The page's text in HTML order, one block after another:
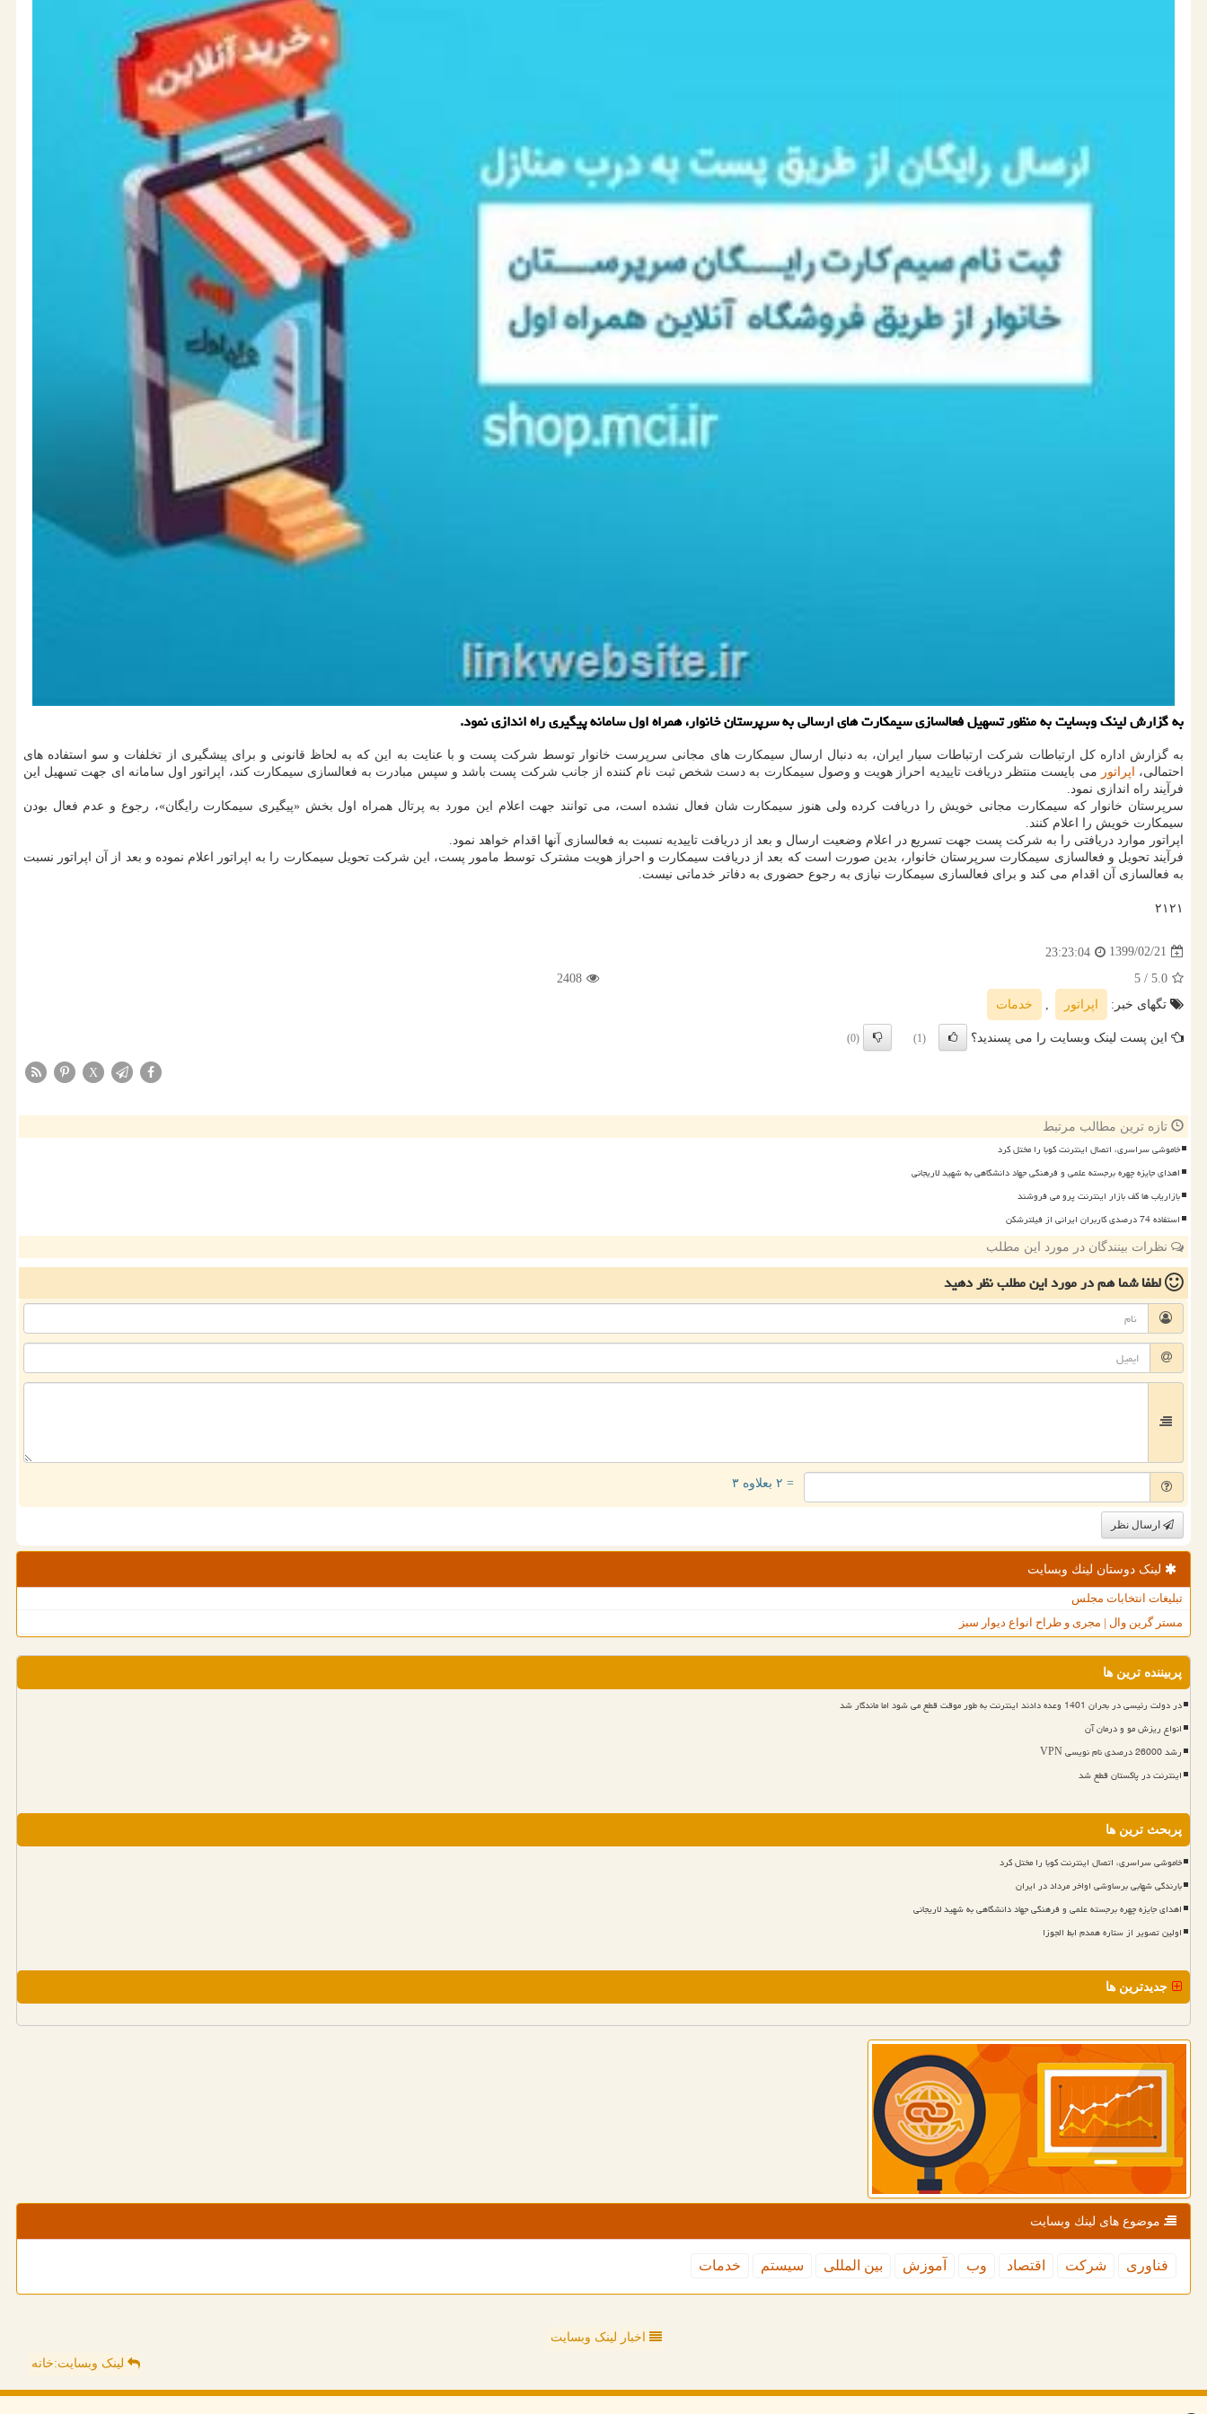
به گزارش لینك وبسایت به منظور تسهیل فعالسازی سیمكارت های ارسالی به سرپرستان خانوار، همراه اول سامانه پیگیری راه اندازی نمود.
به گزارش اداره کل ارتباطات شرکت ارتباطات سیار ایران، به دنبال ارسال سیمکارت های مجانی سرپرست خانوار توسط شرکت پست و با عنایت به این که به لحاظ قانونی و برای پیشگیری از تخلفات و سو استفاده های
احتمالی،
اپراتور می بایست منتظر دریافت تاییدیه احراز هویت و وصول سیمکارت به دست شخص ثبت نام کننده از جانب شرکت پست باشد و سپس مبادرت به فعالسازی سیمکارت کند، اپراتور اول سامانه ای جهت تسهیل این
فرآیند راه اندازی نمود.
سرپرستان خانوار که سیمکارت مجانی خویش را دریافت کرده ولی هنوز سیمکارت شان فعال نشده است، می توانند جهت اعلام این مورد به پرتال همراه اول بخش «پیگیری سیمکارت رایگان»، رجوع و عدم فعال بودن
سیمکارت خویش را اعلام کنند.
اپراتور موارد دریافتی را به شرکت پست جهت تسریع در اعلام وضعیت ارسال و بعد از دریافت تاییدیه نسبت به فعالسازی آنها اقدام خواهد نمود.
فرآیند تحویل و فعالسازی سیمکارت سرپرستان خانوار، بدین صورت است که بعد از دریافت سیمکارت و احراز هویت مشترک توسط مامور پست، این شرکت تحویل سیمکارت را به اپراتور اعلام نموده و بعد از آن اپراتور نسبت
به فعالسازی آن اقدام می کند و برای فعالسازی سیمکارت نیازی به رجوع حضوری به دفاتر خدماتی نیست.
۲۱۲۱
1399/02/21
23:23:04
5.0
/ 5
2408
تگهای خبر:
اپراتور , خدمات
این پست لینک وبسایت را می پسندید؟ (1)
(0)
X
تازه ترین مطالب مرتبط
خاموشی سراسری، اتصال اینترنت کوبا را مختل کرد
اهدای جایزه چهره برجسته علمی و فرهنگی جهاد دانشگاهی به شهید لاریجانی
بازاریاب ها کف بازار اینترنت پرو می فروشند
استفاده 74 درصدی کاربران ایرانی از فیلترشکن
نظرات بینندگان در مورد این مطلب
لطفا شما همدر مورد این مطلبنظر دهید
= ۲ بعلاوه ۳
ارسال نظر
لینک دوستان لینك وبسایت
تبلیغات انتخابات مجلس
مستر گرین وال | مجری و طراح انواع دیوار سبز
پربیننده ترین ها
در دولت رئیسی در بحران 1401 وعده دادند اینترنت به طور موقت قطع می شود اما ماندگار شد
انواع ریزش مو و درمان آن
رشد 26000 درصدی نام نویسی VPN
اینترنت در پاکستان قطع شد
پربحث ترین ها
خاموشی سراسری، اتصال اینترنت کوبا را مختل کرد
بارندگی شهابی برساوشی اواخر مرداد در ایران
اهدای جایزه چهره برجسته علمی و فرهنگی جهاد دانشگاهی به شهید لاریجانی
اولین تصویر از ستاره همدم ابط الجوزا
جدیدترین ها
موضوع های لینك وبسایت
فناوری شركت اقتصاد وب آموزش بین المللی سیستم خدمات
اخبار لینک وبسایت
لینک وبسایت:خانه